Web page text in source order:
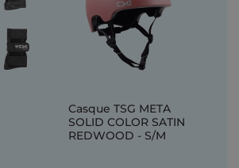
Casque TSG META
SOLID COLOR SATIN
REDWOOD - S/M